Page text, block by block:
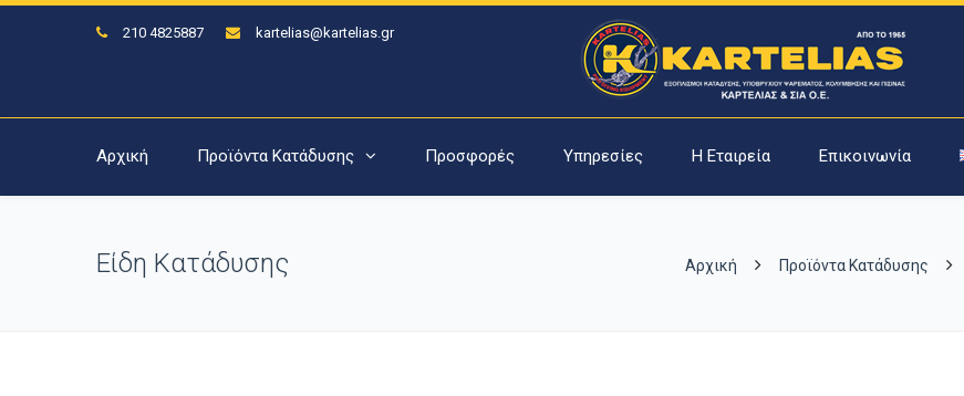
210 4825887 kartelias@kartelias.gr
Αρχική Προϊόντα Κατάδυσης Προσφορές Υπηρεσίες Η Εταιρεία Επικοινωνία
Είδη Κατάδυσης Αρχική Προϊόντα Κατάδυσης